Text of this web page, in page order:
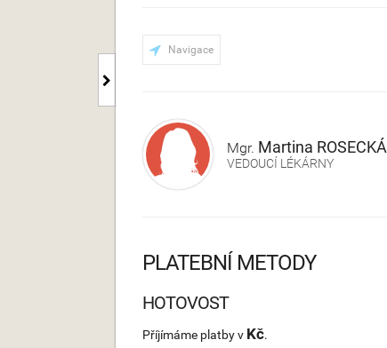
Navigace
Mgr. Martina ROSECKÁ
VEDOUCÍ LÉKÁRNY
PLATEBNÍ METODY
HOTOVOST
Příjímáme platby v Kč.